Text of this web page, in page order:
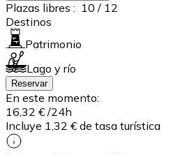
Plazas libres : 10 / 12
Destinos
Patrimonio
Lago y río
Reservar
En este momento:
16,32 € /24h
Incluye 1,32 € de tasa turística